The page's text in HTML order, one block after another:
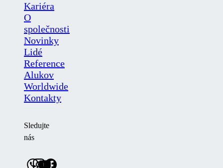
Kariéra
O
společnosti
Novinky
Lidé
Reference
Alukov
Worldwide
Kontakty
Sledujte
nás